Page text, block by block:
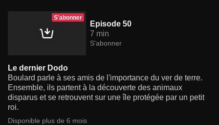
S'abonner
Episode 50
7 min
S'abonner
Le dernier Dodo
Boulard parle à ses amis de l'importance du ver de terre.
Ensemble, ils partent à la découverte des animaux
disparus et se retrouvent sur une île protégée par un petit
roi.
Disponible plus de 6 mois